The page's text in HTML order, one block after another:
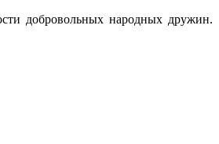
добровольных народных дружин.